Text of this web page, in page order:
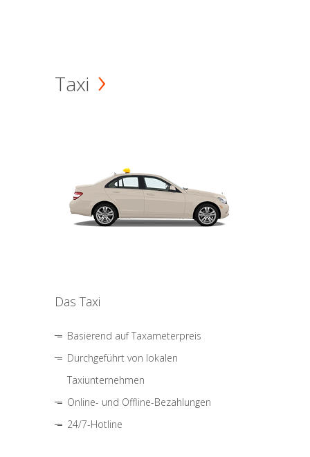
Taxi
Das Taxi
Basierend auf Taxameterpreis
Durchgeführt von lokalen
Taxiunternehmen
Online- und Offline-Bezahlungen
24/7-Hotline